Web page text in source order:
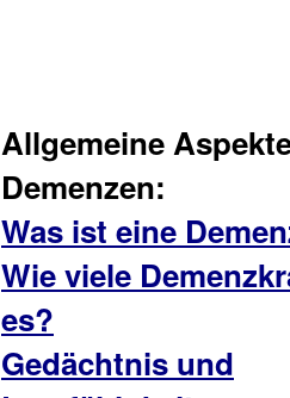
Allgemeine
Demenzen:
Was ist eine
Wie viele
es?
Gedächtnis und